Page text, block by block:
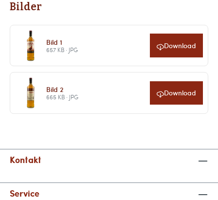
Bilder
Bild 1
657 KB · JPG Download
Bild 2
665 KB · JPG Download
Kontakt
Service